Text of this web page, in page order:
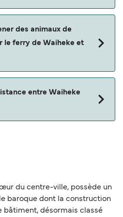
des animaux de
le ferry de Waiheke et
peut-être besoin d'un
emmener des
entre Waiheke
du centre-ville, possède un
baroque dont la construction
bâtiment, désormais classé